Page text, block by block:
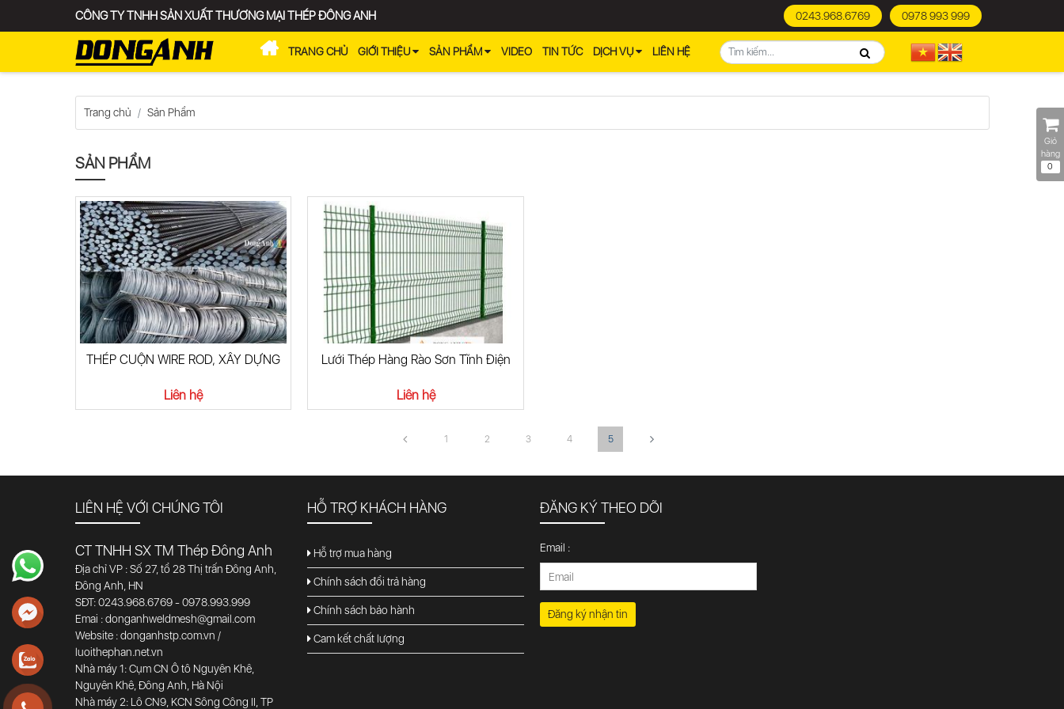
CÔNG TY TNHH SẢN XUẤT THƯƠNG MẠI THÉP ĐÔNG ANH 0243.968.6769 0978 993 999
XE LƯỚI TRANG CHỦ GIỚI THIỆU SẢN PHẨM VIDEO TIN TỨC DỊCH VỤ LIÊN HỆ
Giỏ
hàng
0
Trang chủ Sản Phẩm
SẢN PHẨM
THÉP CUỘN WIRE ROD, XÂY DỰNG
Liên hệ
Lưới Thép Hàng Rào Sơn Tĩnh Điện
Liên hệ
1 2 3 4 5
LIÊN HỆ VỚI CHÚNG TÔI
CT TNHH SX TM Thép Đông Anh
Địa chỉ VP : Số 27, tổ 28 Thị trấn Đông Anh,
Đông Anh, HN
SĐT: 0243.968.6769 - 0978.993.999
Emai : donganhweldmesh@gmail.com
Website : donganhstp.com.vn /
luoithephan.net.vn
Nhà máy 1: Cụm CN Ô tô Nguyên Khê,
Nguyên Khê, Đông Anh, Hà Nội
Nhà máy 2: Lô CN9, KCN Sông Công II, TP
HỖ TRỢ KHÁCH HÀNG
Hỗ trợ mua hàng
Chính sách đổi trả hàng
Chính sách bảo hành
Cam kết chất lượng
ĐĂNG KÝ THEO DÕI
Email :
Đăng ký nhận tin